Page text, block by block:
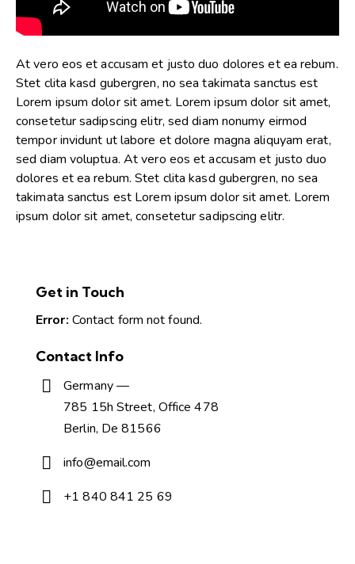
At vero eos et accusam et justo duo dolores et ea rebum.
Stet clita kasd gubergren, no sea takimata sanctus est
Lorem ipsum dolor sit amet. Lorem ipsum dolor sit amet,
consetetur sadipscing elitr, sed diam nonumy eirmod
tempor invidunt ut labore et dolore magna aliquyam erat,
sed diam voluptua. At vero eos et accusam et justo duo
dolores et ea rebum. Stet clita kasd gubergren, no sea
takimata sanctus est Lorem ipsum dolor sit amet. Lorem
ipsum dolor sit amet, consetetur sadipscing elitr.
Get in Touch
Error: Contact form not found.
Contact Info
Germany —
785 15h Street, Office 478
Berlin, De 81566
info@email.com
+1 840 841 25 69